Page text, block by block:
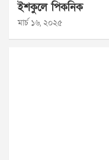
ইশকুলে পিকনিক
মার্চ ১৬, ২০২৫